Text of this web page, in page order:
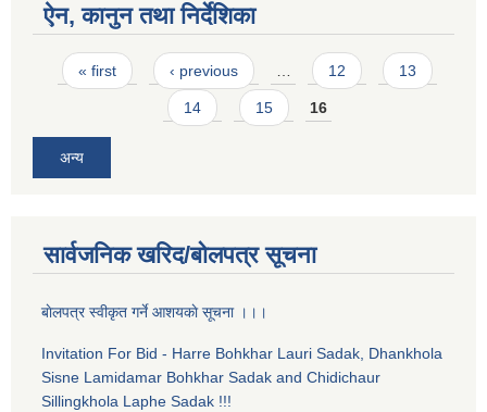
ऐन, कानुन तथा निर्देशिका
Pages
« first ‹ previous 12 13
14 15 16
अन्य
सार्वजनिक खरिद/बोलपत्र सूचना
बाेलपत्र स्वीकृत गर्ने आशयकाे सूचना ।।।
Invitation For Bid - Harre Bohkhar Lauri Sadak, Dhankhola
Sisne Lamidamar Bohkhar Sadak and Chidichaur
Sillingkhola Laphe Sadak !!!